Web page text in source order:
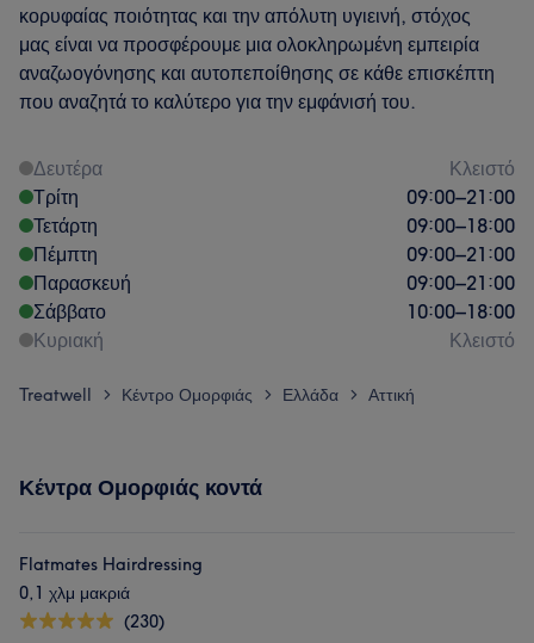
κορυφαίας ποιότητας και την απόλυτη υγιεινή, στόχος
μας είναι να προσφέρουμε μια ολοκληρωμένη εμπειρία
αναζωογόνησης και αυτοπεποίθησης σε κάθε επισκέπτη
που αναζητά το καλύτερο για την εμφάνισή του.
Δευτέρα
Κλειστό
Τρίτη
09:00–21:00
Τετάρτη
09:00–18:00
Πέμπτη
09:00–21:00
Παρασκευή
09:00–21:00
Σάββατο
10:00–18:00
Κυριακή
Κλειστό
Treatwell > Κέντρο Ομορφιάς > Ελλάδα > Αττική
Κέντρα Ομορφιάς κοντά
Flatmates Hairdressing
0,1 χλμ μακριά
(230)